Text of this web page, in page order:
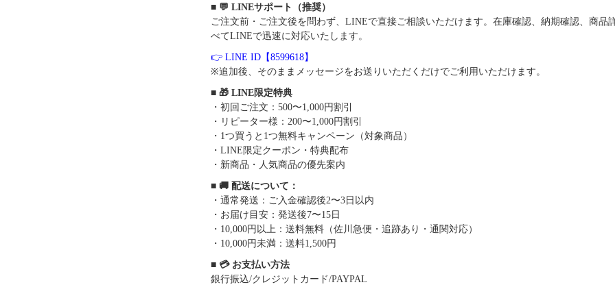
■ 💬 LINEサポート（推奨）
ご注文前・ご注文後を問わず、LINEで直接ご相談いただけます。在庫確認、納期確認、商品
べてLINEで迅速に対応いたします。
👉 LINE ID【8599618】
※追加後、そのままメッセージをお送りいただくだけでご利用いただけます。
■ 🎁 LINE限定特典
・初回ご注文：500〜1,000円割引
・リピーター様：200〜1,000円割引
・1つ買うと1つ無料キャンペーン（対象商品）
・LINE限定クーポン・特典配布
・新商品・人気商品の優先案内
■ 🚚 配送について：
・通常発送：ご入金確認後2〜3日以内
・お届け目安：発送後7〜15日
・10,000円以上：送料無料（佐川急便・追跡あり・通関対応）
・10,000円未満：送料1,500円
■ 💳 お支払い方法
銀行振込/クレジットカード/PAYPAL